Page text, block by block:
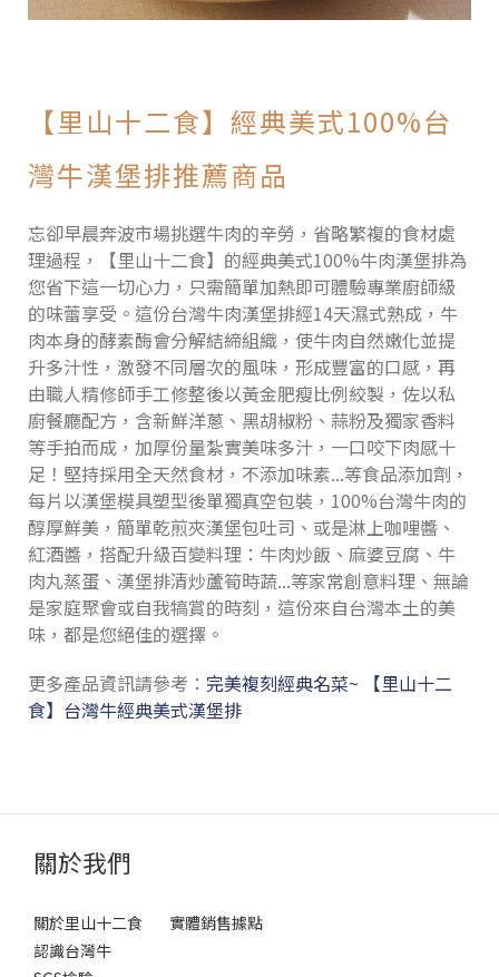
【里山十二食】經典美式100%台
灣牛漢堡排推薦商品
忘卻早晨奔波市場挑選牛肉的辛勞，省略繁複的食材處
理過程，【里山十二食】的經典美式100%牛肉漢堡排為
您省下這一切心力，只需簡單加熱即可體驗專業廚師級
的味蕾享受。這份台灣牛肉漢堡排經14天濕式熟成，牛
肉本身的酵素酶會分解結締組織，使牛肉自然嫩化並提
升多汁性，激發不同層次的風味，形成豐富的口感，再
由職人精修師手工修整後以黃金肥瘦比例絞製，佐以私
廚餐廳配方，含新鮮洋蔥、黑胡椒粉、蒜粉及獨家香料
等手拍而成，加厚份量紮實美味多汁，一口咬下肉感十
足！堅持採用全天然食材，不添加味素...等食品添加劑，
每片以漢堡模具塑型後單獨真空包裝，100%台灣牛肉的
醇厚鮮美，簡單乾煎夾漢堡包吐司、或是淋上咖哩醬、
紅酒醬，搭配升級百變料理：牛肉炒飯、麻婆豆腐、牛
肉丸蒸蛋、漢堡排清炒蘆筍時蔬...等家常創意料理、無論
是家庭聚會或自我犒賞的時刻，這份來自台灣本土的美
味，都是您絕佳的選擇。
更多產品資訊請參考： 完美複刻經典名菜~ 【里山十二
食】台灣牛經典美式漢堡排
關於我們
關於里山十二食
實體銷售據點
認識台灣牛